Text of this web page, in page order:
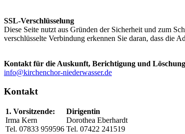
SSL-Verschlüsselung
Diese Seite nutzt aus Gründen der Sicherheit und zum
verschlüsselte Verbindung erkennen Sie daran, dass die
Kontakt für die Auskunft, Berichtigung und Löschung
info@kirchenchor-niederwasser.de
Kontakt
1. Vorsitzende:
Irma Kern
Tel. 07833 959596
Dirigentin
Dorothea Eberhardt
Tel. 07422 241519